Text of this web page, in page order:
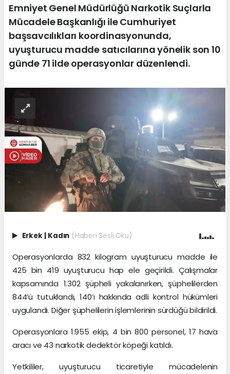
Emniyet Genel Müdürlüğü Narkotik Suçlarla
Mücadele Başkanlığı ile Cumhuriyet
başsavcılıkları koordinasyonunda,
uyuşturucu madde satıcılarına yönelik son 10
günde 71 ilde operasyonlar düzenlendi.
Erkek Kadın (Haberi Sesli Oku)
Operasyonlarda 832 kilogram uyuşturucu madde ile
425 bin 419 uyuşturucu hap ele geçirildi. Çalışmalar
kapsamında 1.302 şüpheli yakalanırken, şüphelilerden
844’ü tutuklandı, 140’ı hakkında adli kontrol hükümleri
uygulandı. Diğer şüphelilerin işlemlerinin sürdüğü bildirildi.
Operasyonlara 1.955 ekip, 4 bin 800 personel, 17 hava
aracı ve 43 narkotik dedektör köpeği katıldı.
Yetkililer, uyuşturucu ticaretiyle mücadelenin